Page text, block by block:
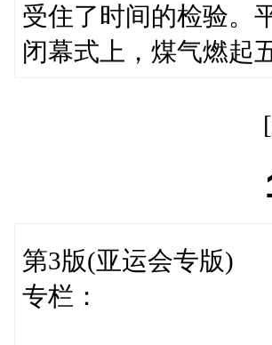
受住了时间的检验。
闭幕式上，煤气燃起
[
第3版(亚运会专版)
专栏：